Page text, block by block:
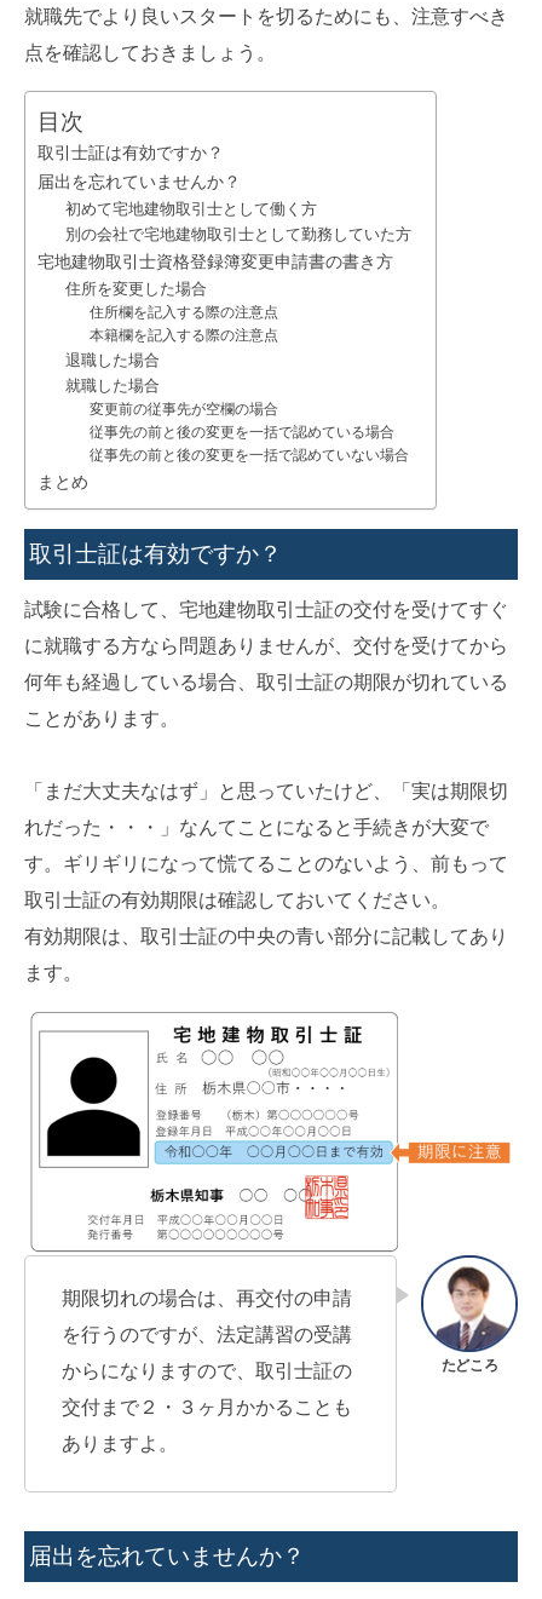
就職先でより良いスタートを切るためにも、注意すべき
点を確認しておきましょう。
目次
取引士証は有効ですか？
届出を忘れていませんか？
初めて宅地建物取引士として働く方
別の会社で宅地建物取引士として勤務していた方
宅地建物取引士資格登録簿変更申請書の書き方
住所を変更した場合
住所欄を記入する際の注意点
本籍欄を記入する際の注意点
退職した場合
就職した場合
変更前の従事先が空欄の場合
従事先の前と後の変更を一括で認めている場合
従事先の前と後の変更を一括で認めていない場合
まとめ
取引士証は有効ですか？
試験に合格して、宅地建物取引士証の交付を受けてすぐ
に就職する方なら問題ありませんが、交付を受けてから
何年も経過している場合、取引士証の期限が切れている
ことがあります。
「まだ大丈夫なはず」と思っていたけど、「実は期限切
れだった・・・」なんてことになると手続きが大変で
す。ギリギリになって慌てることのないよう、前もって
取引士証の有効期限は確認しておいてください。
有効期限は、取引士証の中央の青い部分に記載してあり
ます。
期限切れの場合は、再交付の申請
を行うのですが、法定講習の受講
からになりますので、取引士証の
交付まで２・３ヶ月かかることも
ありますよ。
届出を忘れていませんか？